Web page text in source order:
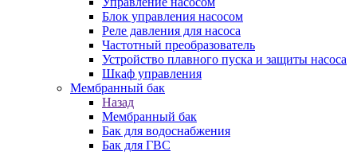
Блок управления насосом
Реле давления для насоса
Частотный преобразователь
Устройство плавного пуска и защиты насоса
Шкаф управления
Мембранный бак
Назад
Мембранный бак
Бак для водоснабжения
Бак для ГВС